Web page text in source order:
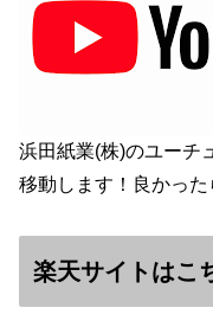
浜田紙業(株)のユーチ
移動します！良かった
楽天サイトはこ